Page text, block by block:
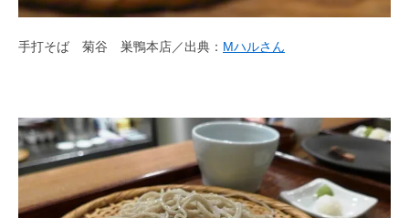
手打そば 菊谷 巣鴨本店／出典： Mハルさん